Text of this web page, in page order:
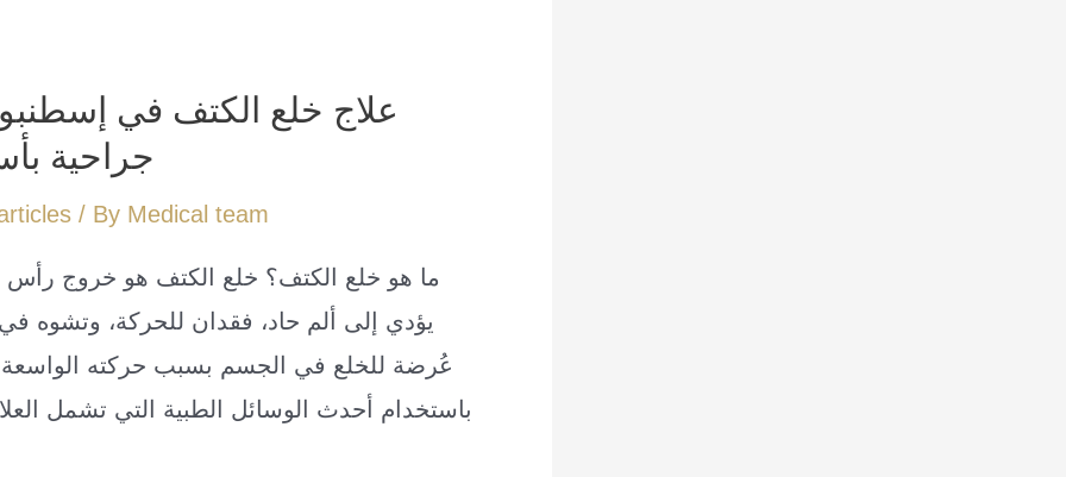
علاج خلع الكتف في
جراحية
/ By Medical team
ما هو خلع الكتف؟ خلع الكتف هو خروج
يؤدي إلى ألم حاد، فقدان للحركة،
عُرضة للخلع في الجسم بسبب حركته
باستخدام أحدث الوسائل الطبية التي تشمل